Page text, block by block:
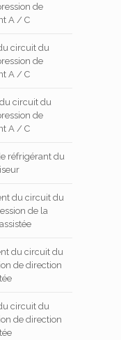
de
A / C
circuit du
de
A / C
circuit du
de
A / C
réfrigérant du
du circuit du
de la
du circuit du
de direction
circuit du
de direction